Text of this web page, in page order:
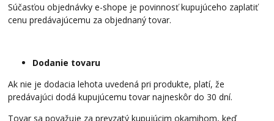
Súčasťou objednávky e-shope je povinnosť kupujúceho zaplatiť
cenu predávajúcemu za objednaný tovar.
Dodanie tovaru
Ak nie je dodacia lehota uvedená pri produkte, platí, že
predávajúci dodá kupujúcemu tovar najneskôr do 30 dní.
Tovar sa považuje za prevzatý kupujúcim okamihom, keď